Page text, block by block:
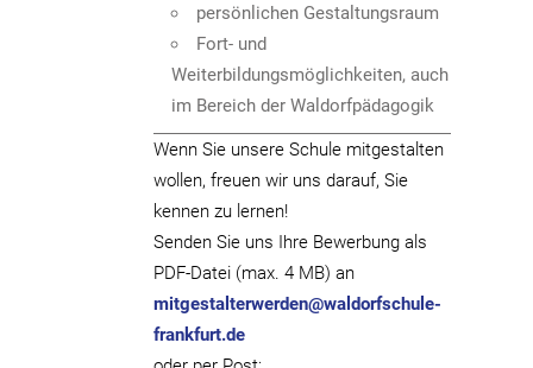
persönlichen Gestaltungsraum
Fort- und
Weiterbildungsmöglichkeiten, auch
im Bereich der Waldorfpädagogik
Wenn Sie unsere Schule mitgestalten
wollen, freuen wir uns darauf, Sie
kennen zu lernen!
Senden Sie uns Ihre Bewerbung als
PDF-Datei (max. 4 MB) an
mitgestalterwerden@waldorfschule-
frankfurt.de